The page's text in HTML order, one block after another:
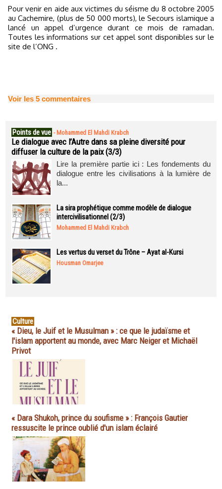
Pour venir en aide aux victimes du séisme du 8 octobre 2005
au Cachemire, (plus de 50 000 morts), le Secours islamique a
lancé un appel d’urgence durant ce mois de ramadan.
Toutes les informations sur cet appel sont disponibles sur le
site de l’ONG .
Voir les 5 commentaires
Points de vue - Mohammed El Mahdi Krabch
Le dialogue avec l’Autre dans sa pleine diversité pour
diffuser la culture de la paix (3/3)
Lire la première partie ici : Les fondements du
dialogue entre les civilisations à la lumière de
la...
La sira prophétique comme modèle de dialogue
intercivilisationnel (2/3)
Mohammed El Mahdi Krabch
Les vertus du verset du Trône – Ayat al-Kursi
Housman Omarjee
Culture
« Dieu, le Juif et le Musulman » : ce que le judaïsme et
l'islam apportent au monde, avec Marc Neiger et Michaël
Privot
« Dara Shukoh, prince du soufisme » : François Gautier
ressuscite le prince oublié d'un islam éclairé